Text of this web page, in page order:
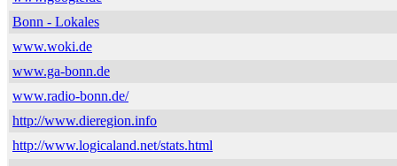
Bonn - Lokales
www.woki.de
www.ga-bonn.de
www.radio-bonn.de/
http://www.dieregion.info
http://www.logicaland.net/stats.html